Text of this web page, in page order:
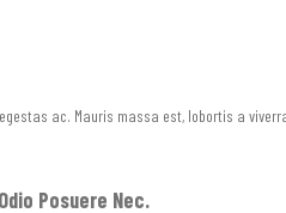
ac. Mauris massa est, lobortis a
Posuere Nec.